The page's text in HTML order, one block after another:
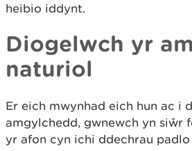
heibio iddynt.
Diogelwch yr
naturiol
Er eich mwynhad eich hun ac i
amgylchedd, gwnewch yn siŵr
yr afon cyn ichi ddechrau